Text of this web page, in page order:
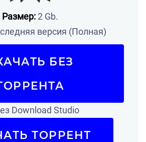
Размер: 2 Gb.
версия (Полная)
БЕЗ
Download Studio
ТОРРЕНТ